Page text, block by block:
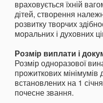
враховується їхній
дітей, створення
розвитку творчих
моральних і духовних
Розмір виплати і
Розмір одноразової
прожиткових мінімумів
встановлених на 1
почесне звання.